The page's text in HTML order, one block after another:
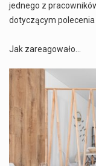
jednego z
dotyczącym
Jak zareagowało…